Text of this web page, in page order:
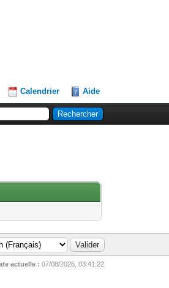
Calendrier Aide
actuelle : 07/08/2026, 03:41:22